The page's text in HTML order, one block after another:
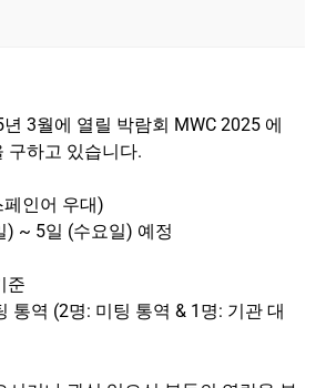
3월에 열릴 박람회 MWC 2025 에
구하고 있습니다.
페인어 우대)
) ~ 5일 (수요일) 예정
준
통역 (2명: 미팅 통역 & 1명: 기관 대